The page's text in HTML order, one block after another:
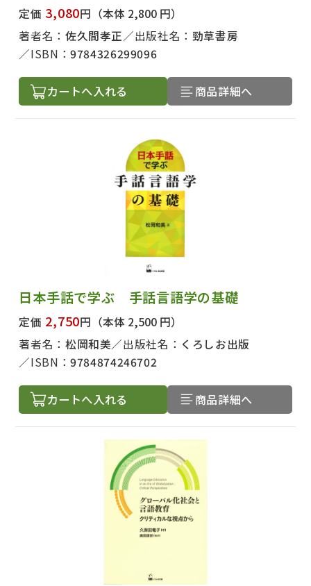
定価 3,080円 （本体 2,800 円）
著者名： 佐久間孝正 出版社名： 勁草書房
ISBN：9784326299096
カートへ入れる 商品詳細へ
日本手話で学ぶ 手話言語学の基礎
定価 2,750円 （本体 2,500 円）
著者名： 松岡和美 出版社名： くろしお出版
ISBN：9784874246702
カートへ入れる 商品詳細へ